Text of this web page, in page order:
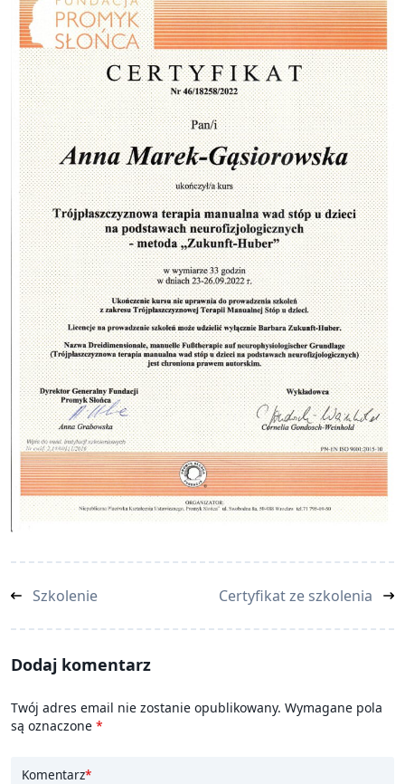
<span
screen-
text">Page</span>
Szkolenie Certyfikat ze szkolenia
Dodaj komentarz
Twój adres email nie zostanie opublikowany. Wymagane pola
są oznaczone *
Komentarz*